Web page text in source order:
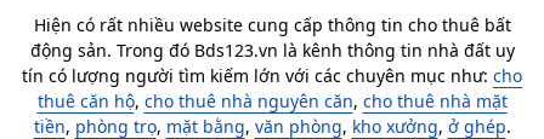
Hiện có rất nhiều website cung cấp thông tin cho thuê bất
động sản. Trong đó Bds123.vn là kênh thông tin nhà đất uy
tín có lượng người tìm kiếm lớn với các chuyên mục như: cho
thuê căn hộ, cho thuê nhà nguyên căn, cho thuê nhà mặt
tiền, phòng trọ, mặt bằng, văn phòng, kho xưởng, ở ghép.